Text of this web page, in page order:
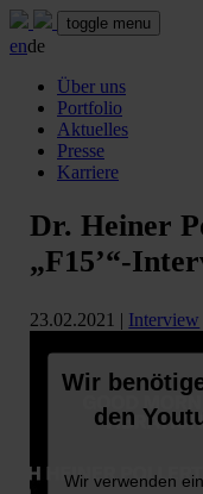
toggle menu
ende
Über uns
Portfolio
Aktuelles
Presse
Karriere
Dr. Heiner
„F15’“-
23.02.2021 | Interview
Wir
den
Wir verwenden